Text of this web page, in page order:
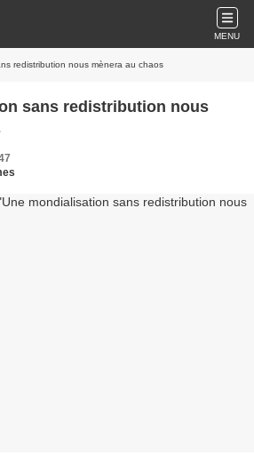
MENU
redistribution nous mènera au chaos
sans redistribution nous